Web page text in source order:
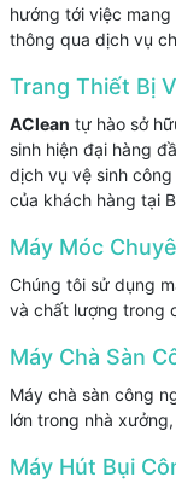
hướng tới việc
thông qua dịch vụ
Trang Thiết Bị
AClean tự hào sở
sinh hiện đại hàng
dịch vụ vệ sinh
của khách hàng tại
Máy Móc
Chúng tôi sử dụng
và chất lượng trong
Máy Chà Sàn
Máy chà sàn công
lớn trong nhà
Máy Hút Bụi